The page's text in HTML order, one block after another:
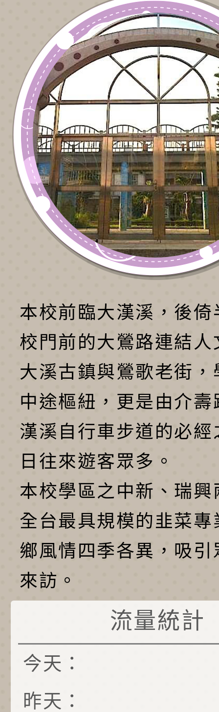
本校前臨大漢溪，後倚
校門前的大鶯路連結人
大溪古鎮與鶯歌老街，
中途樞紐，更是由介壽
漢溪自行車步道的必經
日往來遊客眾多。
本校學區之中新、瑞興
全台最具規模的韭菜專
鄉風情四季各異，吸引
來訪。
流量統計
今天：
昨天：